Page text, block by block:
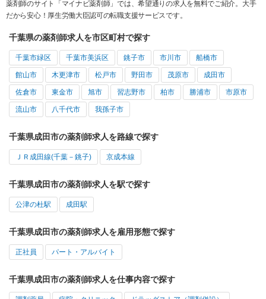
薬剤師のサイト「マイナビ薬剤師」では、希望通りの求人を無料でご紹介。大手
だから安心！厚生労働大臣認可の転職支援サービスです。
千葉県の薬剤師求人を市区町村で探す
千葉市緑区 千葉市美浜区 銚子市 市川市 船橋市
館山市 木更津市 松戸市 野田市 茂原市 成田市
佐倉市 東金市 旭市 習志野市 柏市 勝浦市 市原市
流山市 八千代市 我孫子市
千葉県成田市の薬剤師求人を路線で探す
ＪＲ成田線(千葉－銚子) 京成本線
千葉県成田市の薬剤師求人を駅で探す
公津の杜駅 成田駅
千葉県成田市の薬剤師求人を雇用形態で探す
正社員 パート・アルバイト
千葉県成田市の薬剤師求人を仕事内容で探す